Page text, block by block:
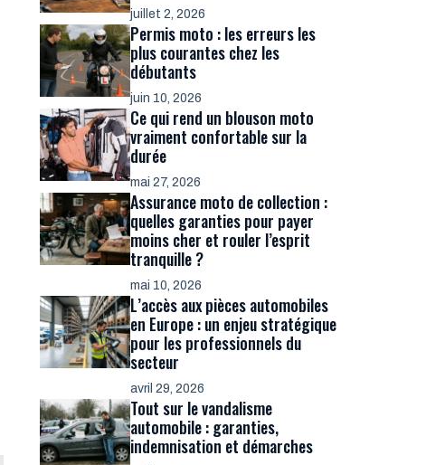
juillet 2, 2026
Permis moto : les erreurs les
plus courantes chez les
débutants
juin 10, 2026
Ce qui rend un blouson moto
vraiment confortable sur la
durée
mai 27, 2026
Assurance moto de collection :
quelles garanties pour payer
moins cher et rouler l’esprit
tranquille ?
mai 10, 2026
L’accès aux pièces automobiles
en Europe : un enjeu stratégique
pour les professionnels du
secteur
avril 29, 2026
Tout sur le vandalisme
automobile : garanties,
indemnisation et démarches